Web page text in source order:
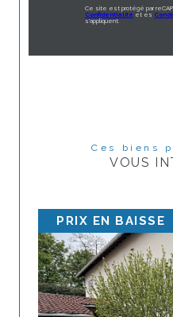
Ce site est protégé par
Confidentialité et es
s'appliquent.
Ces biens
VOUS
PRIX EN BAISSE